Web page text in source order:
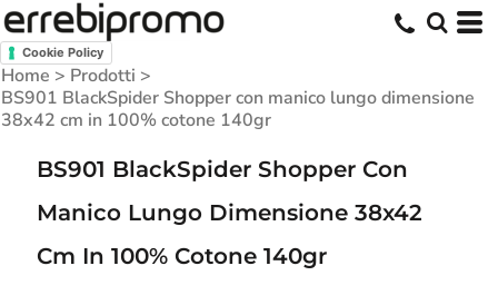
Cookie Policy
Home > Prodotti >
BS901 BlackSpider Shopper con manico lungo dimensione
38x42 cm in 100% cotone 140gr
BS901 BlackSpider Shopper Con
Manico Lungo Dimensione 38x42
Cm In 100% Cotone 140gr